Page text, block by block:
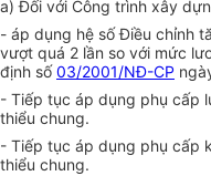
a) Đối với Công trình xây
- áp dụng hệ số Điều chỉnh
vượt quá 2 lần so với mức
định số03/2001/NĐ-CP
- Tiếp tục áp dụng phụ cấp
thiểu chung.
- Tiếp tục áp dụng phụ cấp
thiểu chung.